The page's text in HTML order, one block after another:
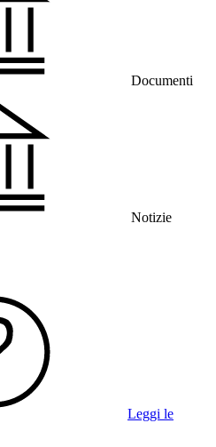
Documenti
Notizie
Leggi le